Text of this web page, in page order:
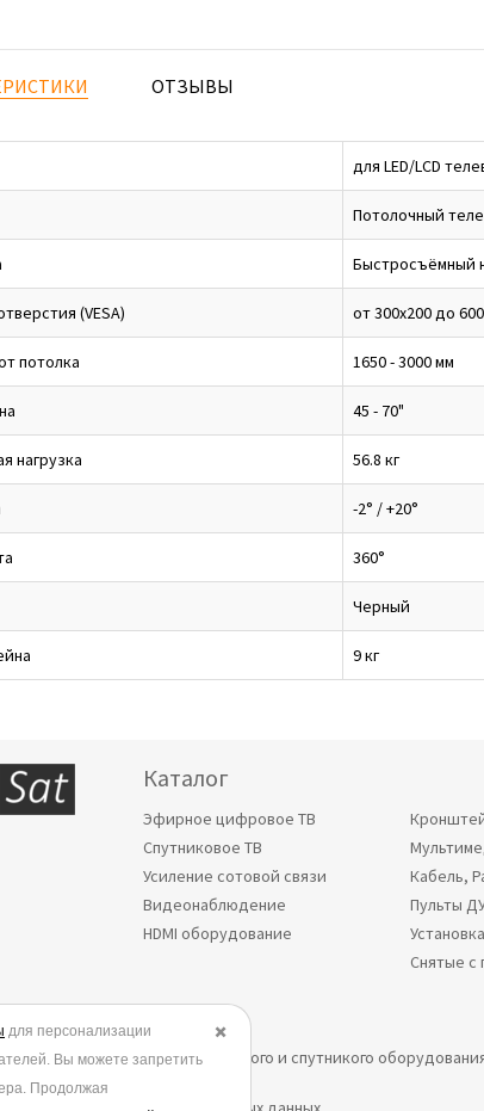
ОТЗЫВЫ
для LED/LCD
Потолочный
Быстросъёмный
(VESA) от 300x200 до
потолка 1650 - 3000 мм
45 - 70"
нагрузка 56.8 кг
-2° / +20°
360°
Черный
9 кг
Каталог
Эфирное цифровое ТВ
Спутниковое ТВ
Усиление сотовой связи
Видеонаблюдение
HDMI оборудование
Кабель,
Пульты
Снятые с
Интернет-магазин эфирного и спутникого
✖️
для персонализации
Вы можете запретить
Продолжая